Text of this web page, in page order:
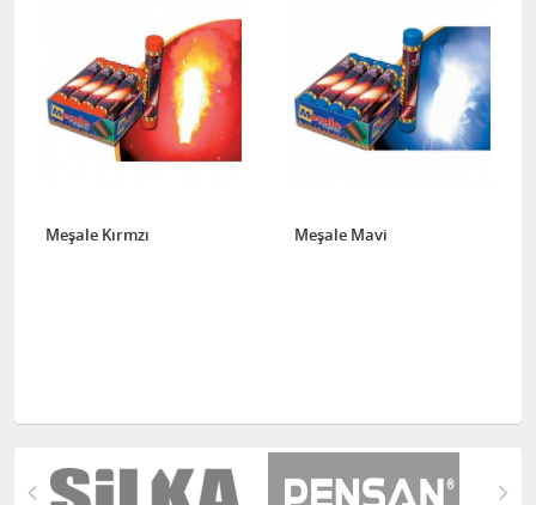
Meşale Kırmzı Meşale Mavi